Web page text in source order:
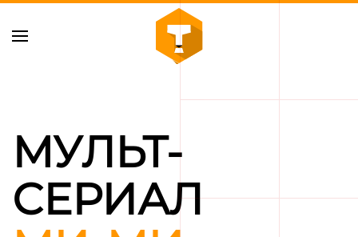
Skip to main content
МУЛЬТ-
СЕРИАЛ